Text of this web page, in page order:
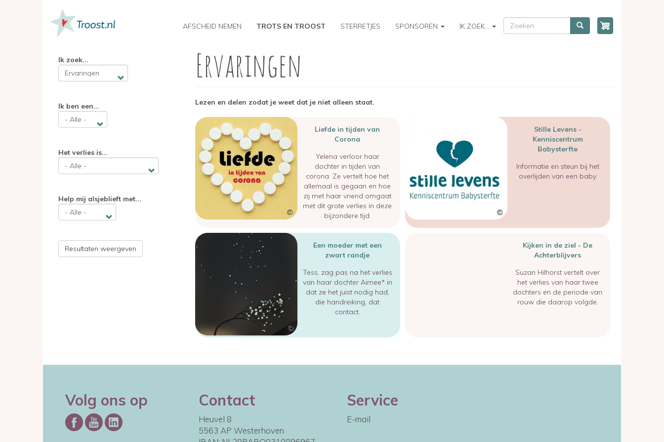
ZOEKEN Zoeken
MAIN
NAVIGATION
AFSCHEID NEMEN TROTS EN TROOST STERRETJES SPONSOREN IK ZOEK...
Ik zoek...
Ik ben een...
Het verlies is...
Help mij alsjeblieft met...
Resultaten weergeven
Ervaringen
Lezen en delen zodat je weet dat je niet alleen staat.
Image
Liefde in tijden van
Corona
Yelena verloor haar
dochter in tijden van
corona. Ze vertelt hoe het
allemaal is gegaan en hoe
zij met haar vriend omgaat
met dit grote verlies in deze
bijzondere tijd.
Stille Levens -
Kenniscentrum
Babysterfte
Informatie en steun bij het
overlijden van een baby
Image
Een moeder met een
zwart randje
Tess, zag pas na het verlies
van haar dochter Aimee* in
dat ze het juist nodig had,
die handreiking, dat
contact.
Kijken in de ziel - De
Achterblijvers
Suzan Hilhorst vertelt over
het verlies van haar twee
dochters en de periode van
rouw die daarop volgde.
Volg ons op Contact
Heuvel 8
5563 AP Westerhoven
Service
E-mail